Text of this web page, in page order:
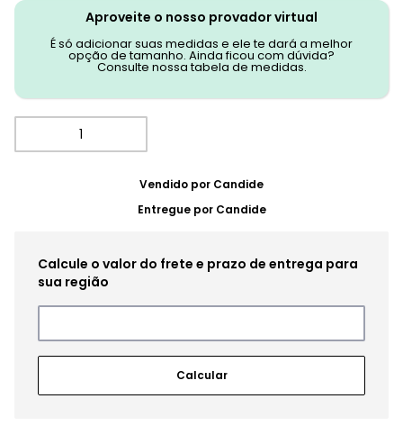
Aproveite o nosso provador virtual
É só adicionar suas medidas e ele te dará a melhor
opção de tamanho. Ainda ficou com dúvida?
Consulte nossa tabela de medidas.
Vendido por Candide
Entregue por Candide